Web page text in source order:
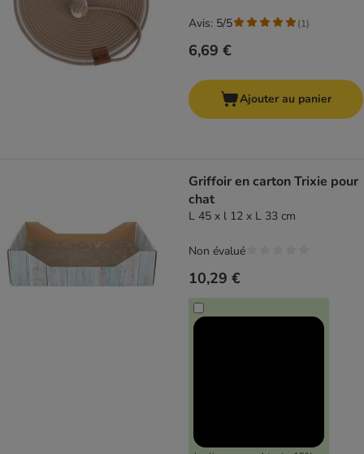
6,69 €
Avis: 5/5 (1)
Ajouter au panier
Griffoir en carton Trixie pour
chat
L 45 x l 12 x L 33 cm
10,29 €
Non évalué